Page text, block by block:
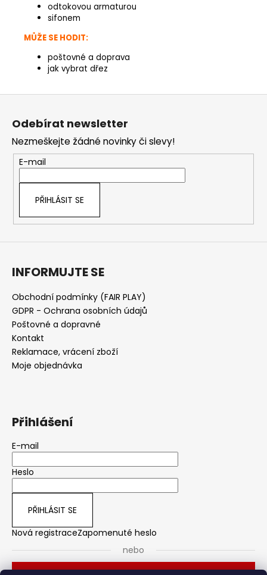
odtokovou armaturou
sifonem
MŮŽE SE HODIT:
poštovné a doprava
jak vybrat dřez
Z
Odebírat newsletter
Nezmeškejte žádné novinky či slevy!
E-mail
PŘIHLÁSIT SE
INFORMUJTE SE
Obchodní podmínky (FAIR PLAY)
GDPR - Ochrana osobních údajů
Poštovné a dopravné
Kontakt
Reklamace, vrácení zboží
Moje objednávka
Přihlášení
E-mail
Heslo
PŘIHLÁSIT SE
Nová registraceZapomenuté heslo
nebo